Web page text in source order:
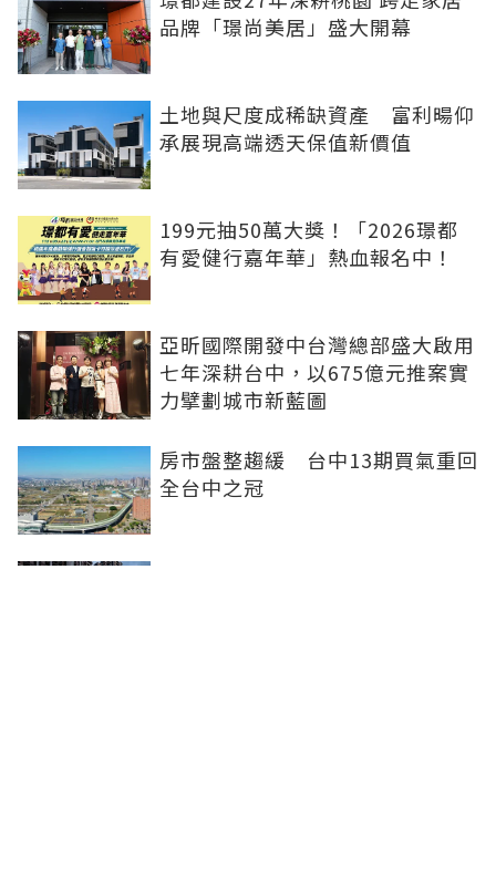
品牌「璟尚美居」盛大開幕
土地與尺度成稀缺資產 富利暘仰
承展現高端透天保值新價值
199元抽50萬大獎！「2026璟都
有愛健行嘉年華」熱血報名中！
亞昕國際開發中台灣總部盛大啟用
七年深耕台中，以675億元推案實
力擘劃城市新藍圖
房市盤整趨緩 台中13期買氣重回
全台中之冠